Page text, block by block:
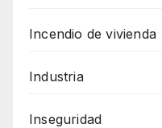
Incendio de vivienda
Industria
Inseguridad